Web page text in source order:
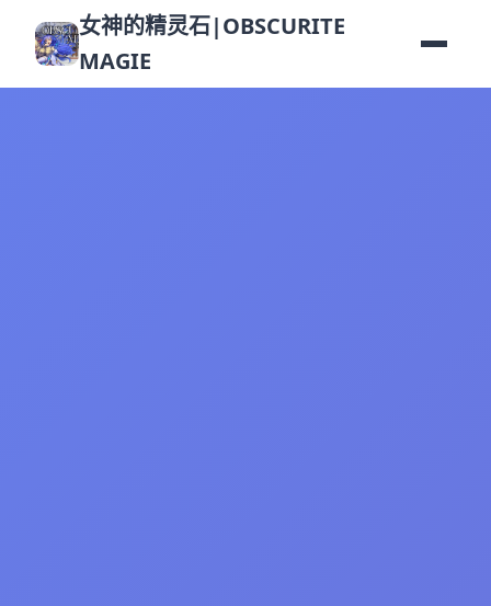
女神的精灵石|OBSCURITE
MAGIE